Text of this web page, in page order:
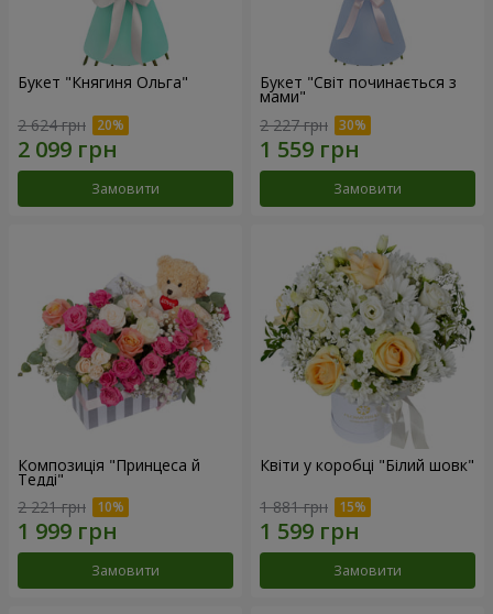
Букет "Княгиня Ольга"
2 624 грн
Замовити
Букет "Світ починається з
мами"
2 227 грн
Замовити
Композиція "Принцеса й
Тедді"
2 221 грн
Замовити
Квіти у коробці "Білий шовк"
1 881 грн
Замовити